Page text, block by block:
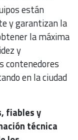
están
y garantizan la
la máxima
y
contenedores
en la ciudad
fiables y
técnica